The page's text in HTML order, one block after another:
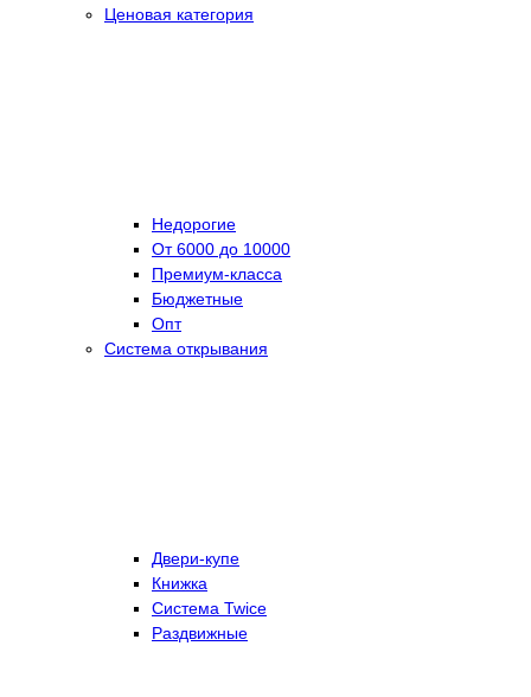
Ценовая категория
Недорогие
От 6000 до 10000
Премиум-класса
Бюджетные
Опт
Система открывания
Двери-купе
Книжка
Система Twice
Раздвижные